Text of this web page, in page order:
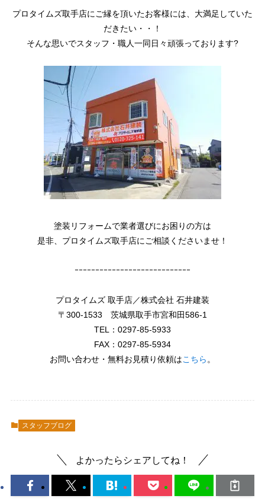
プロタイムズ取手店にご縁を頂いたお客様には、大満足していた
だきたい・・！
そんな思いでスタッフ・職人一同日々頑張っております?
塗装リフォームで業者選びにお困りの方は
是非、プロタイムズ取手店にご相談くださいませ！
ｰｰｰｰｰｰｰｰｰｰｰｰｰｰｰｰｰｰｰｰｰｰｰｰｰｰｰｰ
プロタイムズ 取手店／株式会社 石井建装
〒300-1533 茨城県取手市宮和田586-1
TEL：0297-85-5933
FAX：0297-85-5934
お問い合わせ・無料お見積り依頼はこちら 。
スタッフブログ
よかったらシェアしてね！